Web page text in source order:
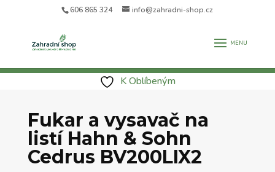
606 865 324 info@zahradni-shop.cz
K Oblíbeným
Fukar a vysavač na
listí Hahn & Sohn
Cedrus BV200LIX2